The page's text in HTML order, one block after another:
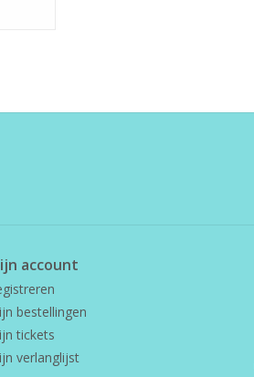
account
bestellingen
tickets
verlanglijst